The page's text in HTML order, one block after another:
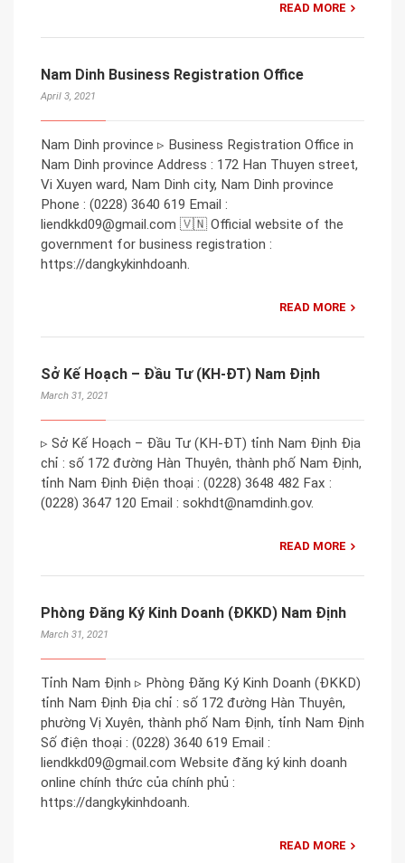
READ MORE
Nam Dinh Business Registration Office
April 3, 2021
Nam Dinh province ▹ Business Registration Office in
Nam Dinh province Address : 172 Han Thuyen street,
Vi Xuyen ward, Nam Dinh city, Nam Dinh province
Phone : (0228) 3640 619 Email :
liendkkd09@gmail.com 🇻🇳 Official website of the
government for business registration :
https://dangkykinhdoanh.
READ MORE
Sở Kế Hoạch – Đầu Tư (KH-ĐT) Nam Định
March 31, 2021
▹ Sở Kế Hoạch – Đầu Tư (KH-ĐT) tỉnh Nam Định Địa
chỉ : số 172 đường Hàn Thuyên, thành phố Nam Định,
tỉnh Nam Định Điện thoại : (0228) 3648 482 Fax :
(0228) 3647 120 Email : sokhdt@namdinh.gov.
READ MORE
Phòng Đăng Ký Kinh Doanh (ĐKKD) Nam Định
March 31, 2021
Tỉnh Nam Định ▹ Phòng Đăng Ký Kinh Doanh (ĐKKD)
tỉnh Nam Định Địa chỉ : số 172 đường Hàn Thuyên,
phường Vị Xuyên, thành phố Nam Định, tỉnh Nam Định
Số điện thoại : (0228) 3640 619 Email :
liendkkd09@gmail.com Website đăng ký kinh doanh
online chính thức của chính phủ :
https://dangkykinhdoanh.
READ MORE